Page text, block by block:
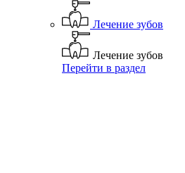
Лечение зубов
Лечение зубов
Перейти в раздел